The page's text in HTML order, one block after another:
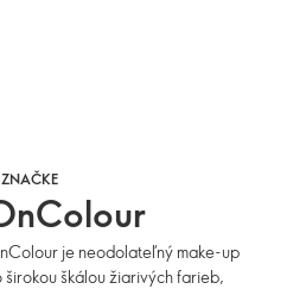
je neodolateľný make-up
širokou škálou žiarivých farieb,